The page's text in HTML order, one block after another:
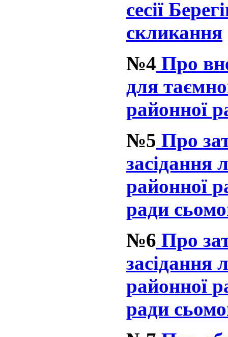
сесії
скликання
№4 Про
для
районної
№5 Про
засідання
районної
ради
№6 Про
засідання
районної
ради